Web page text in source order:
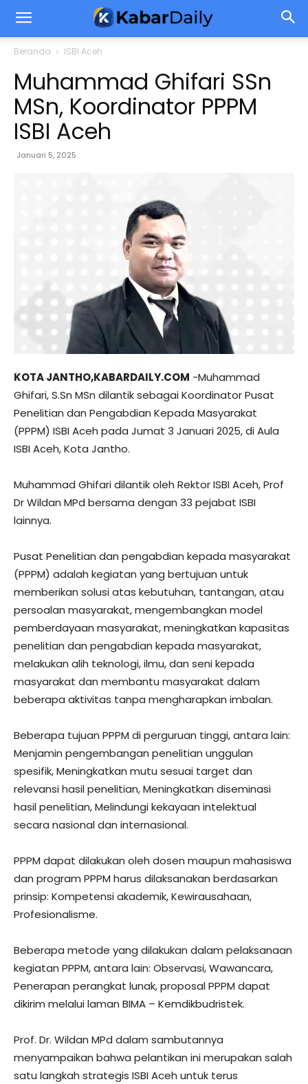
Beranda ISBI Aceh
Muhammad Ghifari SSn
MSn, Koordinator PPPM
ISBI Aceh
Januari 5, 2025
KOTA JANTHO,KABARDAILY.COM -Muhammad
Ghifari, S.Sn MSn dilantik sebagai Koordinator Pusat
Penelitian dan Pengabdian Kepada Masyarakat
(PPPM) ISBI Aceh pada Jumat 3 Januari 2025, di Aula
ISBI Aceh, Kota Jantho.
Muhammad Ghifari dilantik oleh Rektor ISBI Aceh, Prof
Dr Wildan MPd bersama dengan 33 pejabat ISBI
lainnya.
Pusat Penelitian dan pengabdian kepada masyarakat
(PPPM) adalah kegiatan yang bertujuan untuk
memberikan solusi atas kebutuhan, tantangan, atau
persoalan masyarakat, mengembangkan model
pemberdayaan masyarakat, meningkatkan kapasitas
penelitian dan pengabdian kepada masyarakat,
melakukan alih teknologi, ilmu, dan seni kepada
masyarakat dan membantu masyarakat dalam
beberapa aktivitas tanpa mengharapkan imbalan.
Beberapa tujuan PPPM di perguruan tinggi, antara lain:
Menjamin pengembangan penelitian unggulan
spesifik, Meningkatkan mutu sesuai target dan
relevansi hasil penelitian, Meningkatkan diseminasi
hasil penelitian, Melindungi kekayaan intelektual
secara nasional dan internasional.
PPPM dapat dilakukan oleh dosen maupun mahasiswa
dan program PPPM harus dilaksanakan berdasarkan
prinsip: Kompetensi akademik, Kewirausahaan,
Profesionalisme.
Beberapa metode yang dilakukan dalam pelaksanaan
kegiatan PPPM, antara lain: Observasi, Wawancara,
Penerapan perangkat lunak, proposal PPPM dapat
dikirim melalui laman BIMA – Kemdikbudristek.
Prof. Dr. Wildan MPd dalam sambutannya
menyampaikan bahwa pelantikan ini merupakan salah
satu langkah strategis ISBI Aceh untuk terus